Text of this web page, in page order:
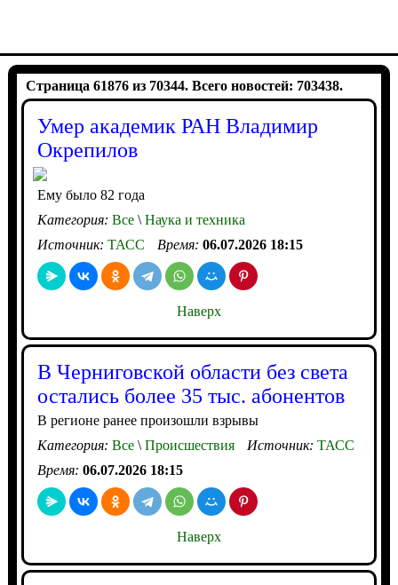
Страница 61876 из 70344. Всего новостей: 703438.
Умер академик РАН Владимир
Окрепилов
Ему было 82 года
Категория: Все\Наука и техника
Источник: ТАСС Время: 06.07.2026 18:15
Наверх
В Черниговской области без света
остались более 35 тыс. абонентов
В регионе ранее произошли взрывы
Категория: Все\Происшествия Источник: ТАСС
Время: 06.07.2026 18:15
Наверх